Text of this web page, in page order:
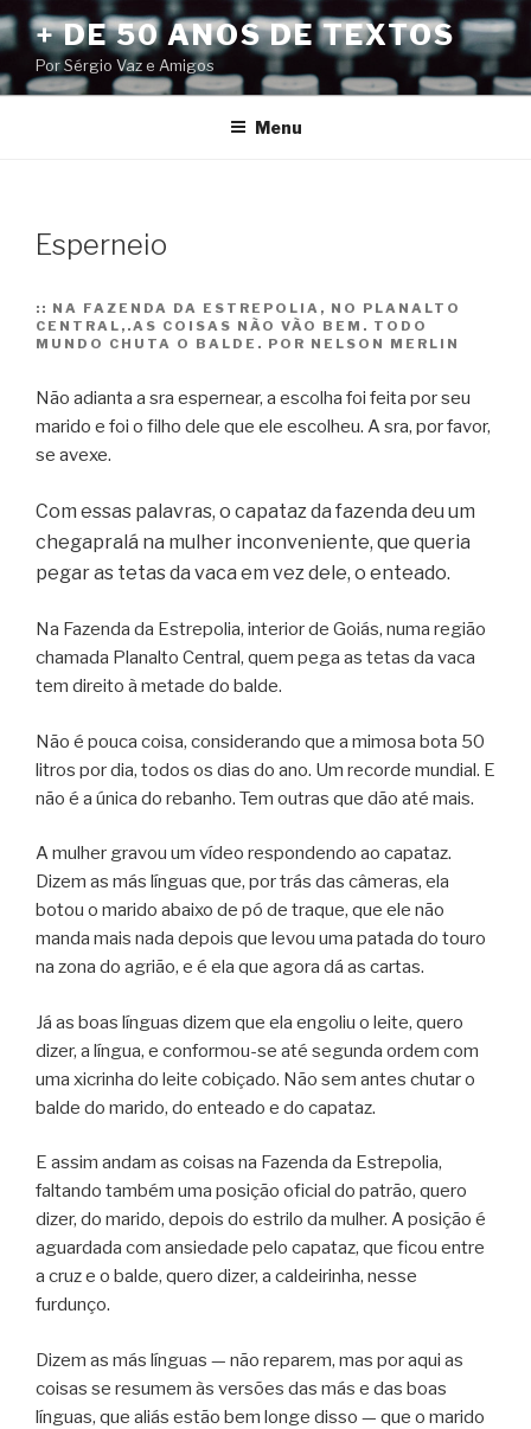
Pular
para
o
conteúdo
+ DE 50 ANOS DE TEXTOS
Por Sérgio Vaz e Amigos
Menu
Esperneio
:: NA FAZENDA DA ESTREPOLIA, NO PLANALTO
CENTRAL,.AS COISAS NÃO VÃO BEM. TODO
MUNDO CHUTA O BALDE. POR NELSON MERLIN
Não adianta a sra espernear, a escolha foi feita por seu
marido e foi o filho dele que ele escolheu. A sra, por favor,
se avexe.
Com essas palavras, o capataz da fazenda deu um
chegapralá na mulher inconveniente, que queria
pegar as tetas da vaca em vez dele, o enteado.
Na Fazenda da Estrepolia, interior de Goiás, numa região
chamada Planalto Central, quem pega as tetas da vaca
tem direito à metade do balde.
Não é pouca coisa, considerando que a mimosa bota 50
litros por dia, todos os dias do ano. Um recorde mundial. E
não é a única do rebanho. Tem outras que dão até mais.
A mulher gravou um vídeo respondendo ao capataz.
Dizem as más línguas que, por trás das câmeras, ela
botou o marido abaixo de pó de traque, que ele não
manda mais nada depois que levou uma patada do touro
na zona do agrião, e é ela que agora dá as cartas.
Já as boas línguas dizem que ela engoliu o leite, quero
dizer, a língua, e conformou-se até segunda ordem com
uma xicrinha do leite cobiçado. Não sem antes chutar o
balde do marido, do enteado e do capataz.
E assim andam as coisas na Fazenda da Estrepolia,
faltando também uma posição oficial do patrão, quero
dizer, do marido, depois do estrilo da mulher. A posição é
aguardada com ansiedade pelo capataz, que ficou entre
a cruz e o balde, quero dizer, a caldeirinha, nesse
furdunço.
Dizem as más línguas — não reparem, mas por aqui as
coisas se resumem às versões das más e das boas
línguas, que aliás estão bem longe disso — que o marido